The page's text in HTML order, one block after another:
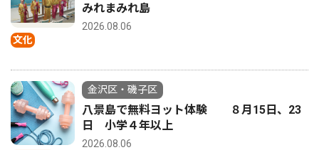
文化
みれまみれ島
2026.08.06
金沢区・磯子区
八景島で無料ヨット体験 ８月15日、23
日 小学４年以上
2026.08.06